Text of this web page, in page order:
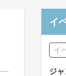
イ
ジ